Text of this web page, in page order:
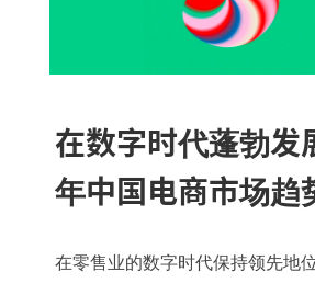
在数字时代蓬勃发
年中国电商市场趋
在零售业的数字时代保持领先